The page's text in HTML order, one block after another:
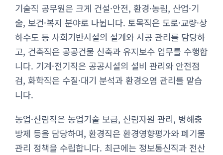
기술직 공무원은 크게 건설·안전, 환경·농림, 산업·기
술, 보건·복지 분야로 나뉩니다. 토목직은 도로·교량·상
하수도 등 사회기반시설의 설계와 시공 관리를 담당하
고, 건축직은 공공건물 신축과 유지보수 업무를 수행합
니다. 기계·전기직은 공공시설의 설비 관리와 안전점
검, 화학직은 수질·대기 분석과 환경오염 관리를 맡습
니다.
농업·산림직은 농업기술 보급, 산림자원 관리, 병해충
방제 등을 담당하며, 환경직은 환경영향평가와 폐기물
관리 정책을 수립합니다. 최근에는 정보통신직과 전산